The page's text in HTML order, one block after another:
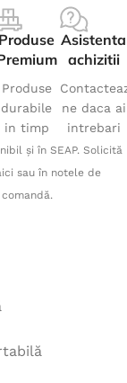
Produse
Produse
durabile
in timp
Asistenta
achizitii
ne daca ai
intrebari
și în SEAP. Solicită
sau în notele de
comandă.